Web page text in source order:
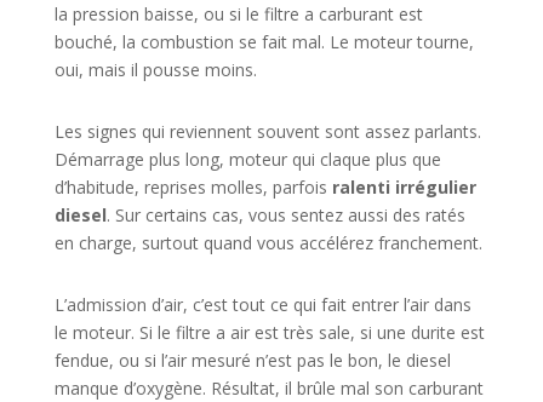
la pression baisse, ou si le filtre a carburant est
bouché, la combustion se fait mal. Le moteur tourne,
oui, mais il pousse moins.
Les signes qui reviennent souvent sont assez parlants.
Démarrage plus long, moteur qui claque plus que
d’habitude, reprises molles, parfois ralenti irrégulier
diesel. Sur certains cas, vous sentez aussi des ratés
en charge, surtout quand vous accélérez franchement.
L’admission d’air, c’est tout ce qui fait entrer l’air dans
le moteur. Si le filtre a air est très sale, si une durite est
fendue, ou si l’air mesuré n’est pas le bon, le diesel
manque d’oxygène. Résultat, il brûle mal son carburant